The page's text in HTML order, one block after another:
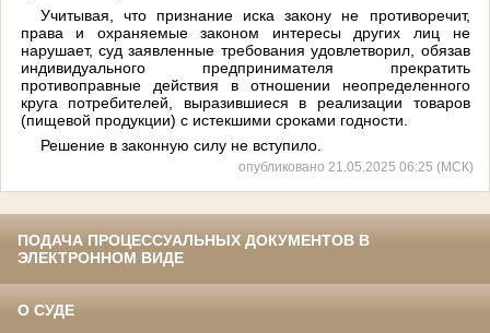
Учитывая, что признание иска закону не противоречит,
права и охраняемые законом интересы других лиц не
нарушает, суд заявленные требованияудовлетворил, обязав
индивидуального предпринимателя прекратить
противоправные действия в отношении неопределенного
круга потребителей, выразившиеся в реализации товаров
(пищевой продукции) с истекшими сроками годности.
Решение в законную силу не вступило.
опубликовано 21.05.2025 06:25 (МСК)
ПОДАЧА ПРОЦЕССУАЛЬНЫХ ДОКУМЕНТОВ В
ЭЛЕКТРОННОМ ВИДЕ
О СУДЕ